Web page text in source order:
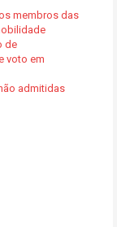
membros das
de
voto em
admitidas